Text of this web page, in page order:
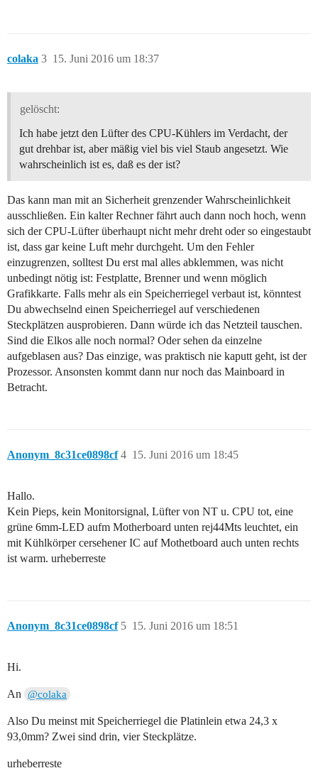
colaka 15. Juni 2016 um 18:37
3
gelöscht:
Ich habe jetzt den Lüfter des CPU-Kühlers im Verdacht, der
gut drehbar ist, aber mäßig viel bis viel Staub angesetzt. Wie
wahrscheinlich ist es, daß es der ist?
Das kann man mit an Sicherheit grenzender Wahrscheinlichkeit
ausschließen. Ein kalter Rechner fährt auch dann noch hoch, wenn
sich der CPU-Lüfter überhaupt nicht mehr dreht oder so eingestaubt
ist, dass gar keine Luft mehr durchgeht. Um den Fehler
einzugrenzen, solltest Du erst mal alles abklemmen, was nicht
unbedingt nötig ist: Festplatte, Brenner und wenn möglich
Grafikkarte. Falls mehr als ein Speicherriegel verbaut ist, könntest
Du abwechselnd einen Speicherriegel auf verschiedenen
Steckplätzen ausprobieren. Dann würde ich das Netzteil tauschen.
Sind die Elkos alle noch normal? Oder sehen da einzelne
aufgeblasen aus? Das einzige, was praktisch nie kaputt geht, ist der
Prozessor. Ansonsten kommt dann nur noch das Mainboard in
Betracht.
Anonym_8c31ce0898cf 15. Juni 2016 um 18:45
4
Hallo.
Kein Pieps, kein Monitorsignal, Lüfter von NT u. CPU tot, eine
grüne 6mm-LED aufm Motherboard unten rej44Mts leuchtet, ein
mit Kühlkörper cersehener IC auf Mothetboard auch unten rechts
ist warm. urheberreste
Anonym_8c31ce0898cf 15. Juni 2016 um 18:51
5
Hi.
An @colaka
Also Du meinst mit Speicherriegel die Platinlein etwa 24,3 x
93,0mm? Zwei sind drin, vier Steckplätze.
urheberreste